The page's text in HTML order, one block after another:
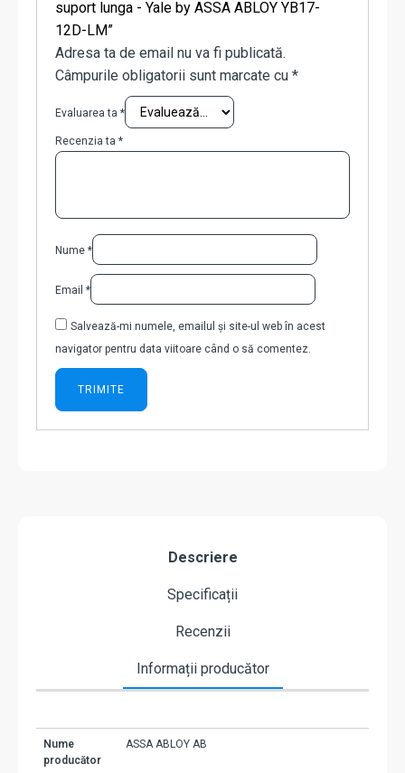
suport lunga - Yale by ASSA ABLOY YB17-
12D-LM”
Adresa ta de email nu va fi publicată.
Câmpurile obligatorii sunt marcate cu *
Evaluarea ta *
Recenzia ta *
Nume *
Email *
Salvează-mi numele, emailul și site-ul web în acest
navigator pentru data viitoare când o să comentez.
Descriere
Specificații
Recenzii
Informații producător
Nume
producător
ASSA ABLOY AB